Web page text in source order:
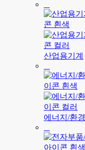
산업용기계
에너지/환경